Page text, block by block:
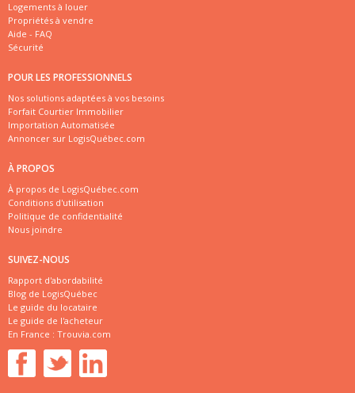
Logements à louer
Propriétés à vendre
Aide - FAQ
Sécurité
POUR LES PROFESSIONNELS
Nos solutions adaptées à vos besoins
Forfait Courtier Immobilier
Importation Automatisée
Annoncer sur LogisQuébec.com
À PROPOS
À propos de LogisQuébec.com
Conditions d'utilisation
Politique de confidentialité
Nous joindre
SUIVEZ-NOUS
Rapport d'abordabilité
Blog de LogisQuébec
Le guide du locataire
Le guide de l'acheteur
En France : Trouvia.com